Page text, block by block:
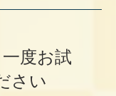
度お試
さい